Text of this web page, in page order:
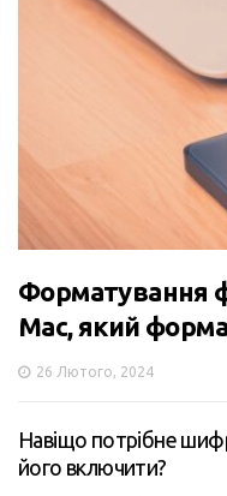
Форматування
Mac, який
26 Лютого, 2024
Навіщо потрібне
його включити?